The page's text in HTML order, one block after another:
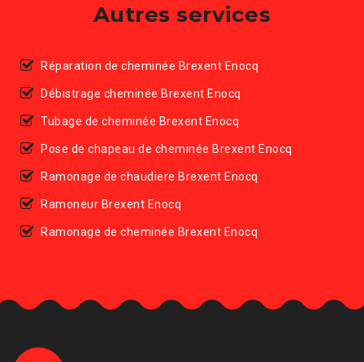
Autres services
Réparation de cheminée Brexent Enocq
Débistrage cheminée Brexent Enocq
Tubage de cheminée Brexent Enocq
Pose de chapeau de cheminée Brexent Enocq
Ramonage de chaudiere Brexent Enocq
Ramoneur Brexent Enocq
Ramonage de cheminée Brexent Enocq